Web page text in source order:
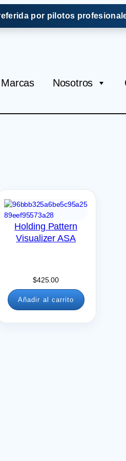
por pilotos
Marcas Nosotros
Holding Pattern
Visualizer ASA
$425.00
Añadir al carrito